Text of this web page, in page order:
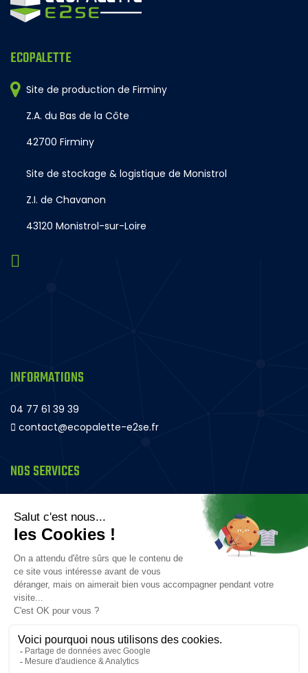
ECOPALETTE
Site de production de Firminy
Z.A. du Bas de la Côte
42700 Firminy
Site de stockage & logistique de Monistrol
Z.I. de Chavanon
43120 Monistrol-sur-Loire
INFORMATIONS
04 77 61 39 39
contact@ecopalette-e2se.fr
NOS SERVICES
Palette en bois
Rehausse bois – Magasin et Transport
Panneau bois
Caisse bois
Composteur en bois